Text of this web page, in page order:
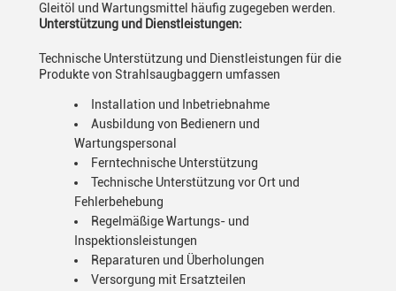
Gleitöl und Wartungsmittel häufig zugegeben werden.
Unterstützung und Dienstleistungen:
Technische Unterstützung und Dienstleistungen für die
Produkte von Strahlsaugbaggern umfassen
Installation und Inbetriebnahme
Ausbildung von Bedienern und
Wartungspersonal
Ferntechnische Unterstützung
Technische Unterstützung vor Ort und
Fehlerbehebung
Regelmäßige Wartungs- und
Inspektionsleistungen
Reparaturen und Überholungen
Versorgung mit Ersatzteilen